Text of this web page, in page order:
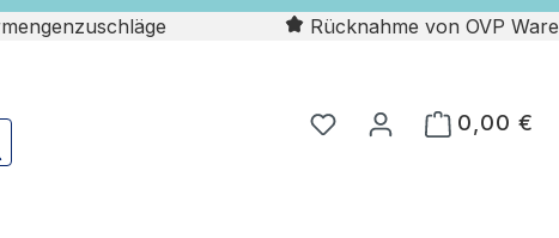
Rücknahme von OVP Ware
0,00 €